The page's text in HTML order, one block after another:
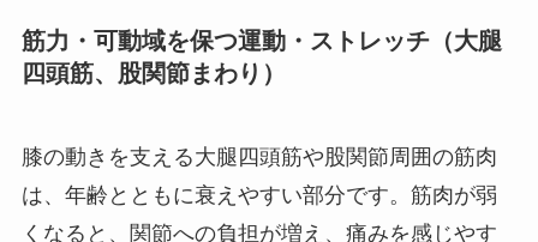
筋力・可動域を保つ運動・ストレッチ（大腿
四頭筋、股関節まわり）
膝の動きを支える大腿四頭筋や股関節周囲の筋肉
は、年齢とともに衰えやすい部分です。筋肉が弱
くなると、関節への負担が増え、痛みを感じやす